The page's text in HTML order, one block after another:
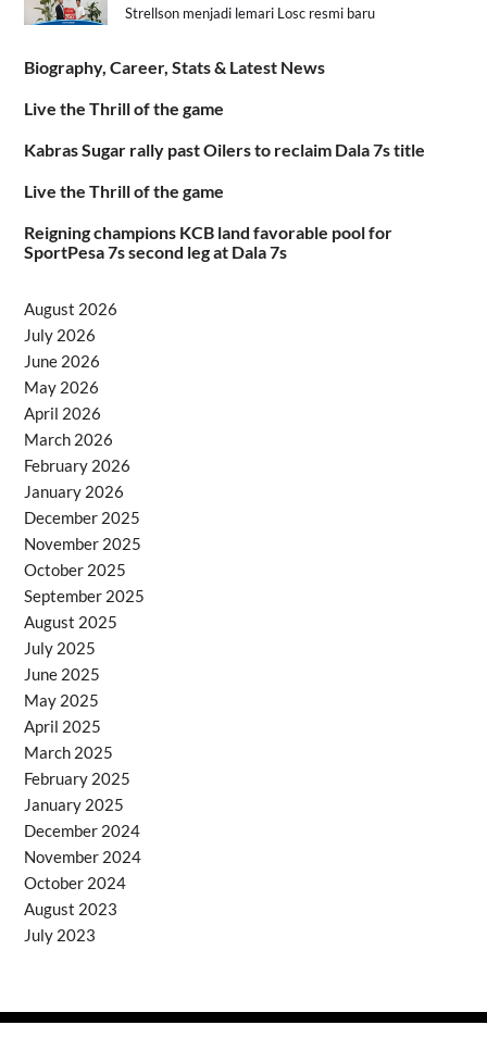
Strellson menjadi lemari Losc resmi baru
Biography, Career, Stats & Latest News
Live the Thrill of the game
Kabras Sugar rally past Oilers to reclaim Dala 7s title
Live the Thrill of the game
Reigning champions KCB land favorable pool for
SportPesa 7s second leg at Dala 7s
August 2026
July 2026
June 2026
May 2026
April 2026
March 2026
February 2026
January 2026
December 2025
November 2025
October 2025
September 2025
August 2025
July 2025
June 2025
May 2025
April 2025
March 2025
February 2025
January 2025
December 2024
November 2024
October 2024
August 2023
July 2023